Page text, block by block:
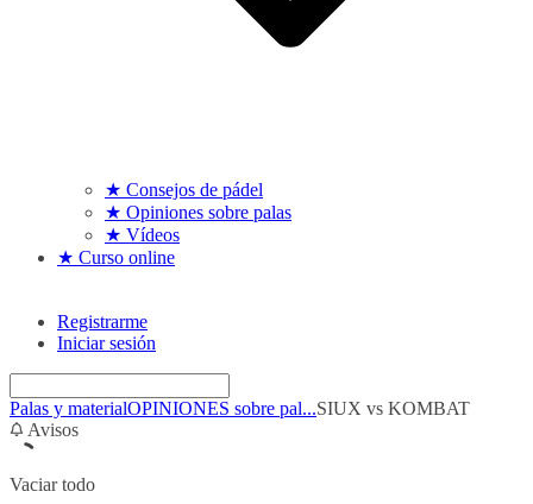
★ Consejos de pádel
★ Opiniones sobre palas
★ Vídeos
★ Curso online
Registrarme
Iniciar sesión
Palas y materialOPINIONES sobre pal...SIUX vs KOMBAT
Avisos
Vaciar todo